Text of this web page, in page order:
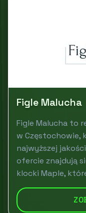
Figle Malucha
Figle Malucha to
w Częstochowie,
najwyższej
ofercie znajdują
klocki Maple,